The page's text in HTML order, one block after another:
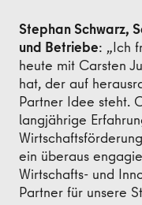
Stephan Schwarz,
und Betriebe: „Ich
heute mit Carsten
hat, der auf
Partner Idee steht.
langjährige
ein überaus
Wirtschafts- und
Partner für unsere